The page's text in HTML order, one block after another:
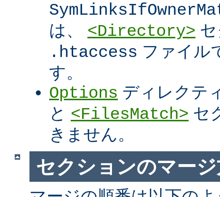
は、 <Directory>
.htaccess ファイル
す。
Options ディレクテ
と <FilesMatch> セ
きません。
セクションのマー